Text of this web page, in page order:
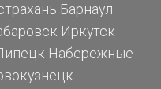
Барнаул
Иркутск
Набережные